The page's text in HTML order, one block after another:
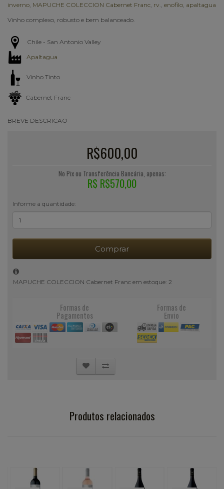
inverno MAPUCHE COLECCION Cabernet Franc rv. enofilo apaltagua
Vinho complexo, robusto e bem balanceado.
Chile - San Antonio Valley
Apaltagua
Vinho Tinto
Cabernet Franc
BREVE DESCRICAO
R$600,00
No Pix ou Transferência Bancária, apenas:
R$ R$570,00
Informe a quantidade:
Comprar
MAPUCHE COLECCION Cabernet Franc em estoque: 2
Formas de
Pagamentos
Formas de
Envio
Produtos relacionados